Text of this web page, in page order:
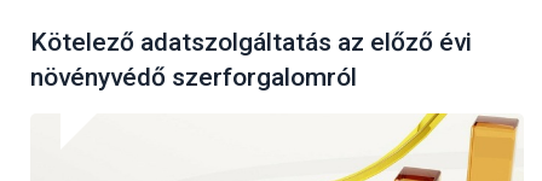
Kötelező adatszolgáltatás az előző évi
növényvédő szerforgalomról